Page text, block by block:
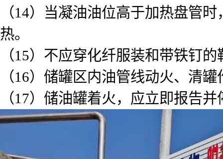
（14）当凝油油位高于加热盘管
热。
（15）不应穿化纤服装和带铁钉
（16）储罐区内油管线动火、清
（17）储油罐着火，应立即报告